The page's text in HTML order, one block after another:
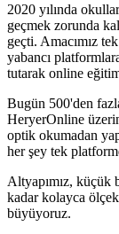
2020 yılında
geçmek zorunda
geçti. Amacımız
yabancı
tutarak online
Bugün 500'den
HeryerOnline
optik okumadan
her şey tek
Altyapımız,
kadar kolayca
büyüyoruz.